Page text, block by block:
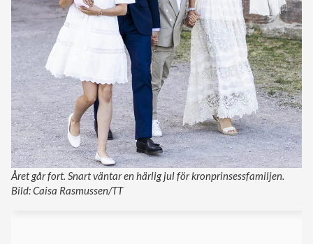
Året går fort. Snart väntar en härlig jul för kronprinsessfamiljen.
Bild: Caisa Rasmussen/TT